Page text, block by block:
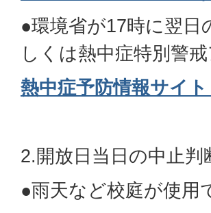
●環境省が17時に翌日
しくは熱中症特別警
熱中症予防情報サイト
2.開放日当日の中止判
●雨天など校庭が使用